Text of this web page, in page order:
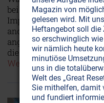
bei höchsten
Impfskeptiker
andere Menschen
angesichts der
die freie
Weiterlesen...
Magazin von
gelesen wird. Mit
Heftangebot soll
so erschwinglich
wir nämlich heute
minutiöse
uns in die
Welt des „Great
Sie mithelfen, damit
und fundiert